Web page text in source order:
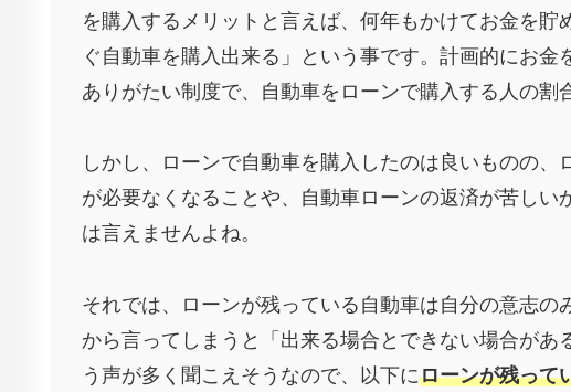
を購入するメリットと言えば、何年もかけてお金を
ぐ自動車を購入出来る」という事です。計画的にお
ありがたい制度で、自動車をローンで購入する人の割
しかし、ローンで自動車を購入したのは良いものの
が必要なくなることや、自動車ローンの返済が苦しい
は言えませんよね。
それでは、ローンが残っている自動車は自分の意志
から言ってしまうと「出来る場合とできない場合が
う声が多く聞こえそうなので、以下にローンが残って